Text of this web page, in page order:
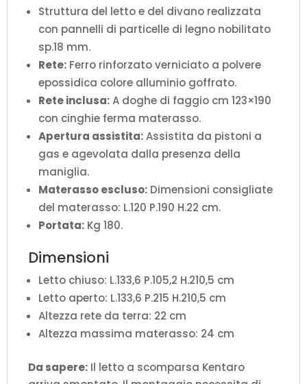
Struttura del letto e del divano realizzata
con pannelli di particelle di legno nobilitato
sp.18 mm.
Rete: Ferro rinforzato verniciato a polvere
epossidica colore alluminio goffrato.
Rete inclusa:A doghe di faggio cm 123×190
con cinghie ferma materasso.
Apertura assistita:Assistita da pistoni a
gas e agevolata dalla presenza della
maniglia.
Materasso escluso: Dimensioni consigliate
del materasso: L.120 P.190 H.22 cm.
Portata: Kg 180.
Dimensioni
Letto chiuso: L.133,6 P.105,2 H.210,5 cm
Letto aperto: L.133,6 P.215 H.210,5 cm
Altezza rete da terra: 22 cm
Altezza massima materasso: 24 cm
Da sapere: Il letto a scomparsa Kentaro